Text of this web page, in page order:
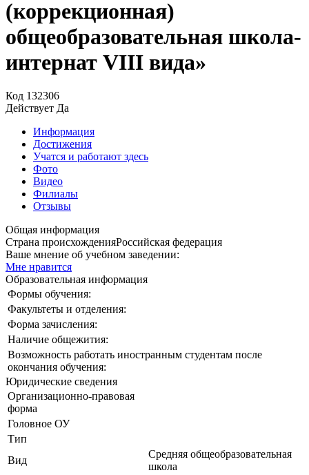
(коррекционная)
общеобразовательная школа-
интернат VIII вида»
Код 132306
Действует Да
Информация
Достижения
Учатся и работают здесь
Фото
Видео
Филиалы
Отзывы
Общая информация
Страна происхожденияРоссийская федерация
Ваше мнение об учебном заведении:
Мне нравится
Образовательная информация
Формы обучения:
Факультеты и отделения:
Форма зачисления:
Наличие общежития:
Возможность работать иностранным студентам после
окончания обучения:
Юридические сведения
Организационно-правовая
форма
Головное ОУ
Тип
Вид
Средняя общеобразовательная
школа